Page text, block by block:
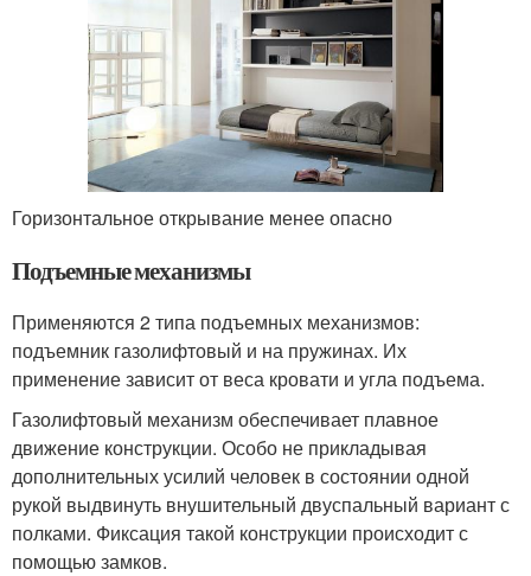
Горизонтальное открывание менее опасно
Подъемные механизмы
Применяются 2 типа подъемных механизмов:
подъемник газолифтовый и на пружинах. Их
применение зависит от веса кровати и угла подъема.
Газолифтовый механизм обеспечивает плавное
движение конструкции. Особо не прикладывая
дополнительных усилий человек в состоянии одной
рукой выдвинуть внушительный двуспальный вариант с
полками. Фиксация такой конструкции происходит с
помощью замков.